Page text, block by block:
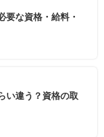
要な資格・給料・
い違う？資格の取